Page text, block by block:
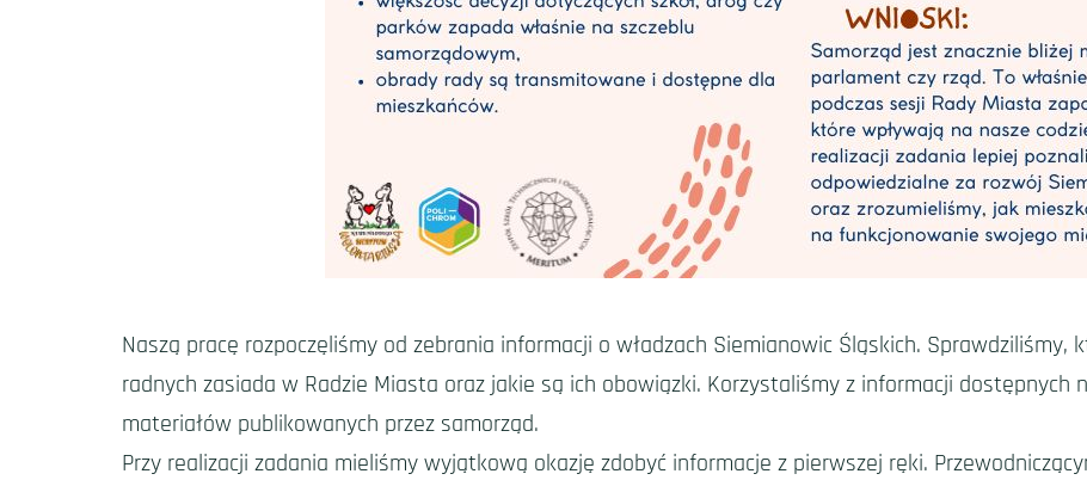
Naszą pracę rozpoczęliśmy od zebrania informacji o władzach Siemianowic Śląskich. Sprawdziliśmy,
radnych zasiada w Radzie Miasta oraz jakie są ich obowiązki. Korzystaliśmy z informacji
materiałów publikowanych przez samorząd.
Przy realizacji zadania mieliśmy wyjątkową okazję zdobyć informacje z pierwszej ręki.